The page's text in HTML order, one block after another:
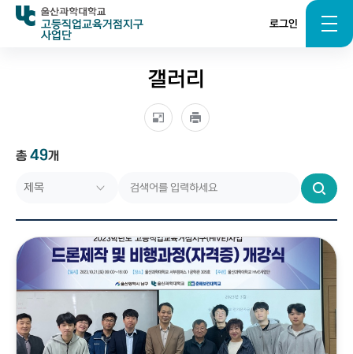
로그인
고등직업교육거점지구
사업단
갤러리
총 49개
검
색